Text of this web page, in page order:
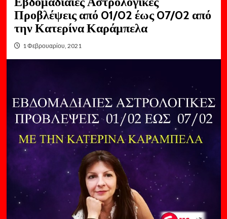
Προβλέψεις από 01/02 έως 07/02 από
την Κατερίνα Καράμπελα
1 Φεβρουαρίου, 2021